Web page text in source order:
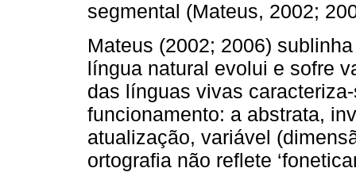
segmental (Mateus, 2002;
Mateus (2002; 2006)
língua natural evolui e sofre
das línguas vivas
funcionamento: a abstrata,
atualização, variável
ortografia não reflete